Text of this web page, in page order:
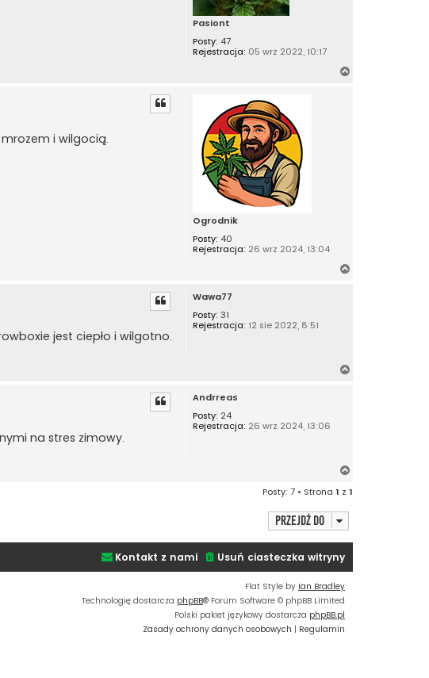
Pasiont
Posty: 47
Rejestracja: 05 wrz 2022, 10:17
Ogrodnik
Posty: 40
Rejestracja: 26 wrz 2024, 13:04
i wilgocią.
Wawa77
Posty: 31
Rejestracja: 12 sie 2022, 8:51
jest ciepło i wilgotno.
Andrreas
Posty: 24
Rejestracja: 26 wrz 2024, 13:06
na stres zimowy.
ę
Posty: 7 • Strona 1 z 1
Przejdź do
Usuń ciasteczka witryny
Kontakt z nami
Flat Style by Ian Bradley
Technologię dostarcza phpBB® Forum Software © phpBB Limited
Polski pakiet językowy dostarcza phpBB.pl
Zasady ochrony danych osobowych | Regulamin